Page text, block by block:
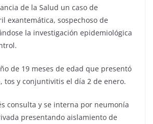
de la Salud un caso de
exantemática, sospechoso de
la investigación epidemiológica
de 19 meses de edad que presentó
tos y conjuntivitis el día 2 de enero.
consulta y se interna por neumonía
presentando aislamiento de